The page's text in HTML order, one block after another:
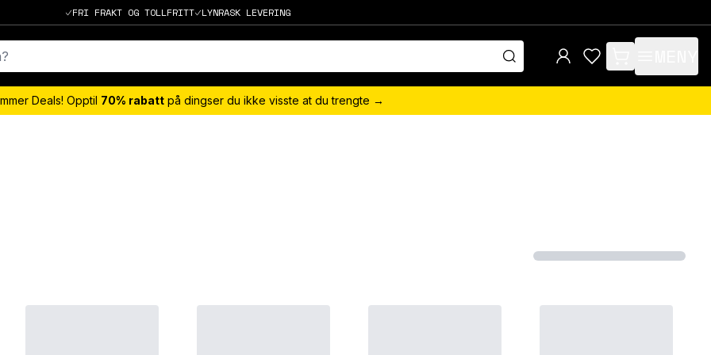
FRI FRAKT OG TOLLFRITT LYNRASK LEVERING
items in cart, view
Deals! Opptil 70% rabattpå dingser du ikke visste at du trengte →